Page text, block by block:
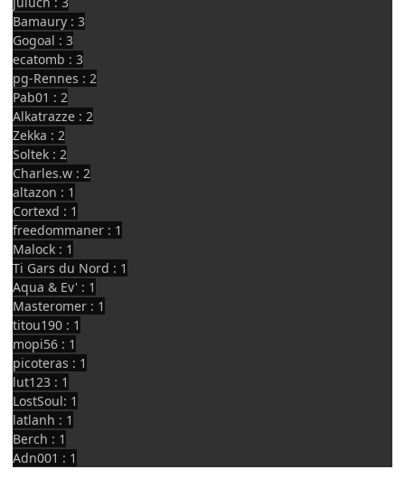
Bamaury : 3
Gogoal : 3
ecatomb : 3
pg-Rennes : 2
Pab01 : 2
Alkatrazze : 2
Zekka : 2
Soltek : 2
Charles.w : 2
altazon : 1
Cortexd : 1
freedommaner : 1
Malock : 1
Ti Gars du Nord : 1
Aqua & Ev' : 1
Masteromer : 1
titou190 : 1
mopi56 : 1
picoteras : 1
lut123 : 1
LostSoul: 1
latlanh : 1
Berch : 1
Adn001 : 1